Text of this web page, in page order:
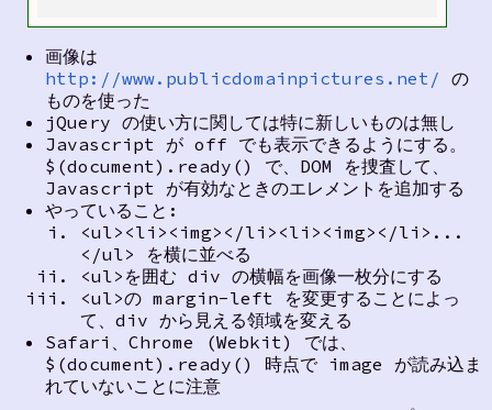
画像は
http://www.publicdomainpictures.net/ の
ものを使った
jQuery の使い方に関しては特に新しいものは無し
Javascript が off でも表示できるようにする。
$(document).ready() で、DOM を捜査して、
Javascript が有効なときのエレメントを追加する
やっていること:
<ul><li><img></li><li><img></li>...
</ul> を横に並べる
<ul>を囲む div の横幅を画像一枚分にする
<ul>の margin-left を変更することによっ
て、div から見える領域を変える
Safari、Chrome (Webkit) では、
$(document).ready() 時点で image が読み込ま
れていないことに注意